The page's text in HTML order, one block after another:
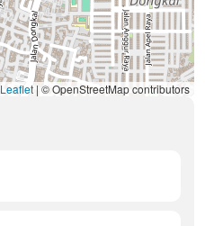
Leaflet | © OpenStreetMap contributors